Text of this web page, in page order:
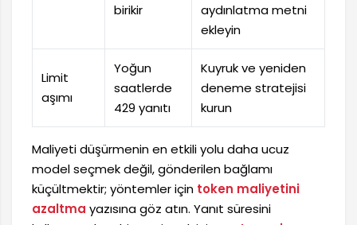
birikir
aydınlatma metni
ekleyin
Limit
aşımı
Yoğun
saatlerde
429 yanıtı
Kuyruk ve yeniden
deneme stratejisi
kurun
Maliyeti düşürmenin en etkili yolu daha ucuz
model seçmek değil, gönderilen bağlamı
küçültmektir; yöntemler için token maliyetini
azaltma yazısına göz atın. Yanıt süresini